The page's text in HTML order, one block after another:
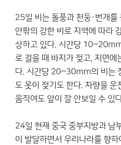
25일 비는 돌풍과 천둥·번개
안팎의 강한 비로 지역에 따라
상하고 있다. 시간당
로 걸을 때 바지가 젖고, 지면에
다. 시간당 20~30mm의 비는
도 옷이 젖기도 한다. 차량을 운
움직여도 앞이 잘 안보일 수 있
24일 현재 중국 중부지방과 남
이 발달하면서 우리나라를 향